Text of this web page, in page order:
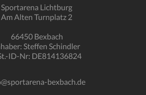
Sportarena Lichtburg
Am Alten Turnplatz 2
66450 Bexbach
Steffen Schindler
ID-Nr: DE814136824
bexbach.de